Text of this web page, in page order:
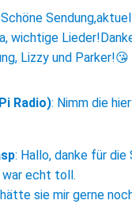
Schöne
wichtige
Lizzy und Parker!😘
Radio): Nimm die hier:
: Hallo, danke für die
war echt toll.
sie mir gerne